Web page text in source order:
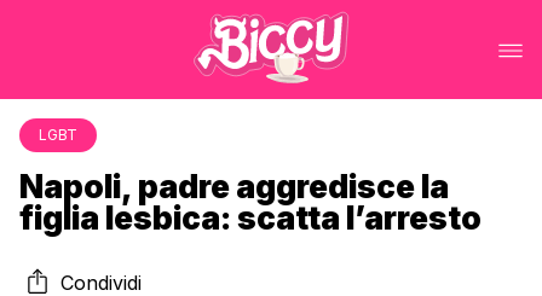
LGBT
Napoli, padre aggredisce la
figlia lesbica: scatta l’arresto
Condividi